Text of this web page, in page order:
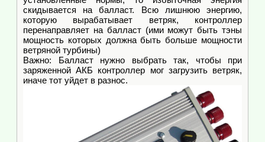
скидывается на балласт. Всю лишнюю энергию,
которую вырабатывает ветряк, контроллер
перенаправляет на балласт (ими можут быть тэны
мощность которых должна быть больше мощности
ветряной турбины)
Важно: Балласт нужно выбрать так, чтобы при
заряженной АКБ контроллер мог загрузить ветряк,
иначе тот уйдет в разнос.